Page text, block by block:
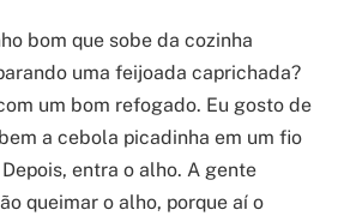
bom que sobe da cozinha
uma feijoada caprichada?
um bom refogado. Eu gosto de
a cebola picadinha em um fio
entra o alho. A gente
queimar o alho, porque aí o